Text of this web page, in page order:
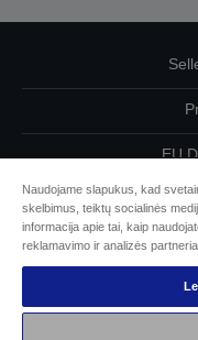
EU
Susisiekite
„Epson“
Naudojame slapukus, kad
skelbimus, teiktų socialinės
informacija apie tai, kaip
reklamavimo ir analizės